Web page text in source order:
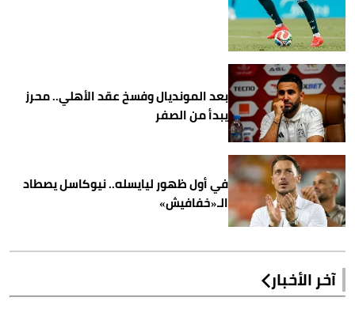
بعد المونديال وفسخ عقد الأهلي.. محرز
يبدأ من الصفر
في أول ظهور ليايسله.. نيوكاسل يصطاد
الـ«خفافيش»
آخر الأخبار